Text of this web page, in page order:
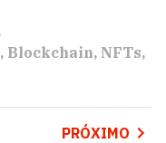
Blockchain NFTs
PRÓXIMO